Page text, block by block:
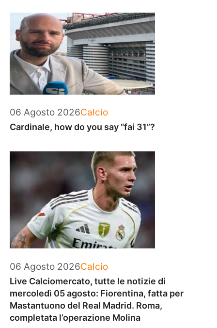
06 Agosto 2026Categorie
Calcio
Cardinale, how do you say “fai 31”?
06 Agosto 2026Categorie
Calcio
Live Calciomercato, tutte le notizie di
mercoledì 05 agosto: Fiorentina, fatta per
Mastantuono del Real Madrid. Roma,
completata l’operazione Molina